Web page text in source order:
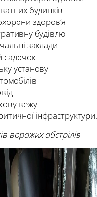
будинків
здоров’я
будівлю
заклади
садочок
установу
вежу
інфраструктури.
ворожих обстрілів